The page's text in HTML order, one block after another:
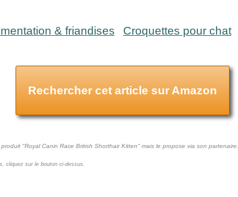
& friandises Croquettes pour chat
Rechercher cet article sur Amazon
"Royal Canin Race British Shorthair Kitten" mais le propose via son partenaire.
cliquez sur le bouton ci-dessus.